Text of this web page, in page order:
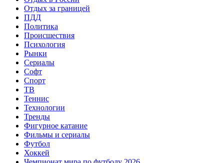
Отдых за границей
ПДД
Политика
Происшествия
Психология
Рынки
Сериалы
Софт
Спорт
ТВ
Теннис
Технологии
Тренды
Фигурное катание
Фильмы и сериалы
Футбол
Хоккей